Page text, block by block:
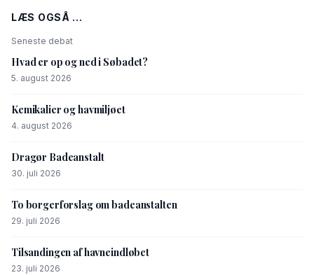
LÆS OGSÅ ...
Seneste debat
Hvad er op og ned i Søbadet?
5. august 2026
Kemikalier og havmiljøet
4. august 2026
Dragør Badeanstalt
30. juli 2026
To borgerforslag om badeanstalten
29. juli 2026
Tilsandingen af havneindløbet
23. juli 2026